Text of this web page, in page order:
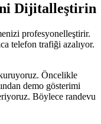
Dijitalleştirin
profesyonelleştirir.
telefon trafiği azalıyor.
Öncelikle
demo gösterimi
Böylece randevu